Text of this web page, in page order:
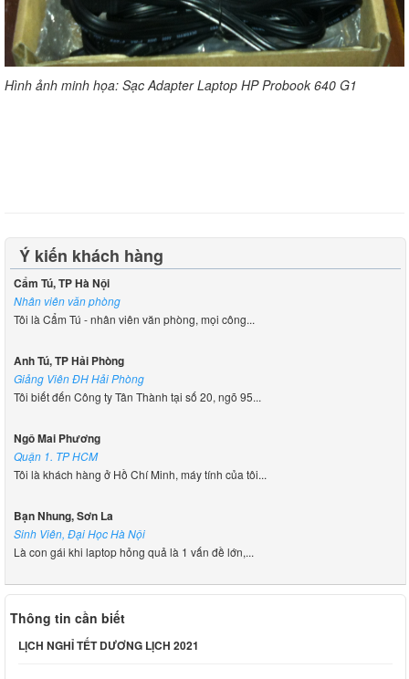
Hình ảnh minh họa: Sạc Adapter Laptop HP Probook 640 G1
Ý kiến khách hàng
Cẩm Tú, TP Hà Nội
Nhân viên văn phòng
Tôi là Cẩm Tú - nhân viên văn phòng, mọi công...
Anh Tú, TP Hải Phòng
Giảng Viên ĐH Hải Phòng
Tôi biết đến Công ty Tân Thành tại số 20, ngõ 95...
Ngô Mai Phương
Quận 1. TP HCM
Tôi là khách hàng ở Hồ Chí Minh, máy tính của tôi...
Bạn Nhung, Sơn La
Sinh Viên, Đại Học Hà Nội
Là con gái khi laptop hỏng quả là 1 vấn đề lớn,...
Thông tin cần biết
LỊCH NGHỈ TẾT DƯƠNG LỊCH 2021